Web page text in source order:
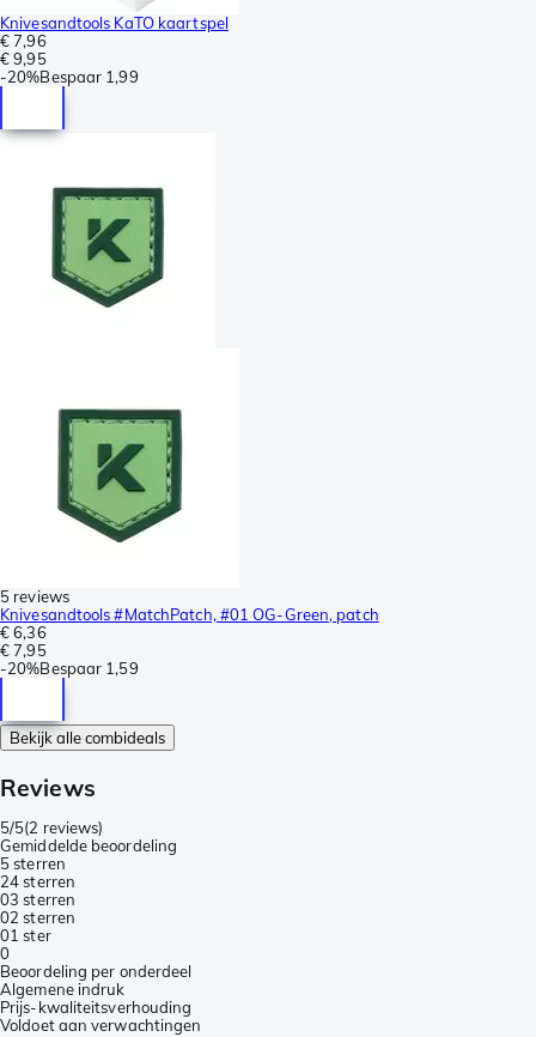
Knivesandtools KaTO kaartspel
€ 7,96
€ 9,95
-20%Bespaar 1,99
5 reviews
Knivesandtools #MatchPatch, #01 OG-Green, patch
€ 6,36
€ 7,95
-20%Bespaar 1,59
Bekijk alle combideals
Reviews
5/5(2 reviews)
Gemiddelde beoordeling
5 sterren
24 sterren
03 sterren
02 sterren
01 ster
0
Beoordeling per onderdeel
Algemene indruk
Prijs-kwaliteitsverhouding
Voldoet aan verwachtingen